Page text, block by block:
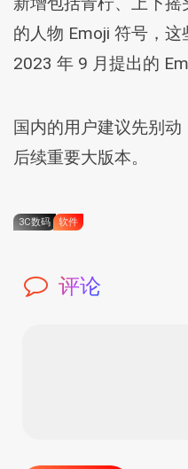
的人物 Emoji 符号，
2023 年 9 月提出的
国内的用户建议先别
后续重要大版本。
3C数码 软件
评论